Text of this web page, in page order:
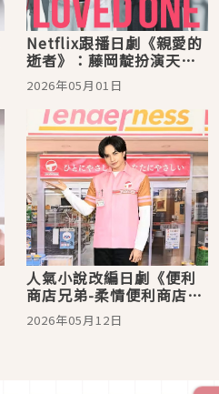
Netflix跟播日劇《親愛的
逝者》：藤岡靛扮演天才
法醫學者，攜手瀧內公美
破解懸案！
2026年05月01日
人氣小說改編日劇《便利
商店兄弟-柔情便利商店門
司港小金村門市-》，看完
好想去北九州旅行！
2026年05月12日